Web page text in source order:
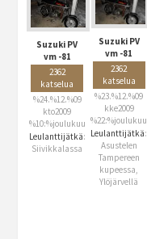
Suzuki PV
vm -81
2362
katselua
%24.%12.%09
kto2009
%10:%joulukuu
Leulanttijätkä:
Siivikkalassa
Suzuki PV
vm -81
2362
katselua
%23.%12.%09
kke2009
%22:%joulukuu
Leulanttijätkä:
Asustelen
Tampereen
kupeessa,
Ylöjärvellä